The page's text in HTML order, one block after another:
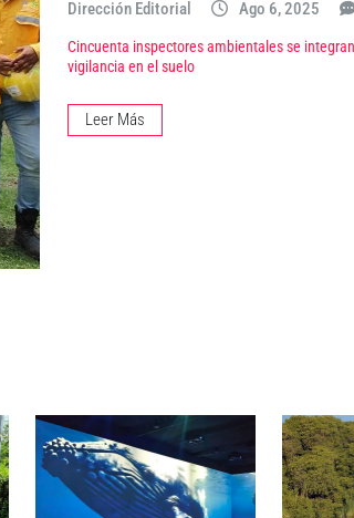
Dirección Editorial Ago 6, 2025
Cincuenta inspectores ambientales se
vigilancia en el suelo
Leer Más